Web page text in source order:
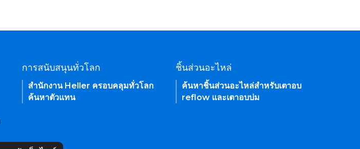
การสนับสนุนทั่วโลก
สำนักงาน Heller ครอบคลุมทั่วโลก
ค้นหาตัวแทน
ชิ้นส่วนอะไหล่
ค้นหาชิ้นส่วนอะไหล่สำหรับเตาอบ
reflow และเตาอบบ่ม